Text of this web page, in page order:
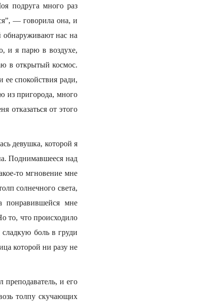
подруга много раз
— говорила она, и
обнаруживают нас на
и я парю в воздухе,
в открытый космос.
спокойствия ради,
из пригорода, много
отказаться от этого
девушка, которой я
Поднимавшееся над
то мгновение мне
солнечного света,
понравившейся мне
то, что происходило
боль в груди
которой ни разу не
и его
толпу скучающих